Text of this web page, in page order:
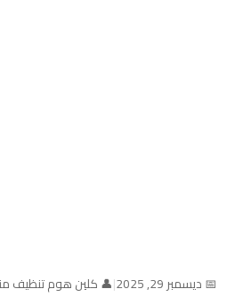
📅 ديسمبر 29, 2025 |👤 كلين هوم تنظيف منازل